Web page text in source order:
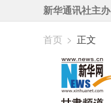
新华通讯社主办
首页 > 正文